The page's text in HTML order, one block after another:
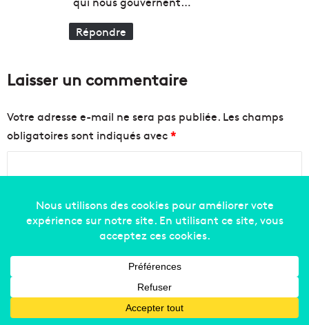
Répondre
Laisser un commentaire
Votre adresse e-mail ne sera pas publiée. Les champs
obligatoires sont indiqués avec*